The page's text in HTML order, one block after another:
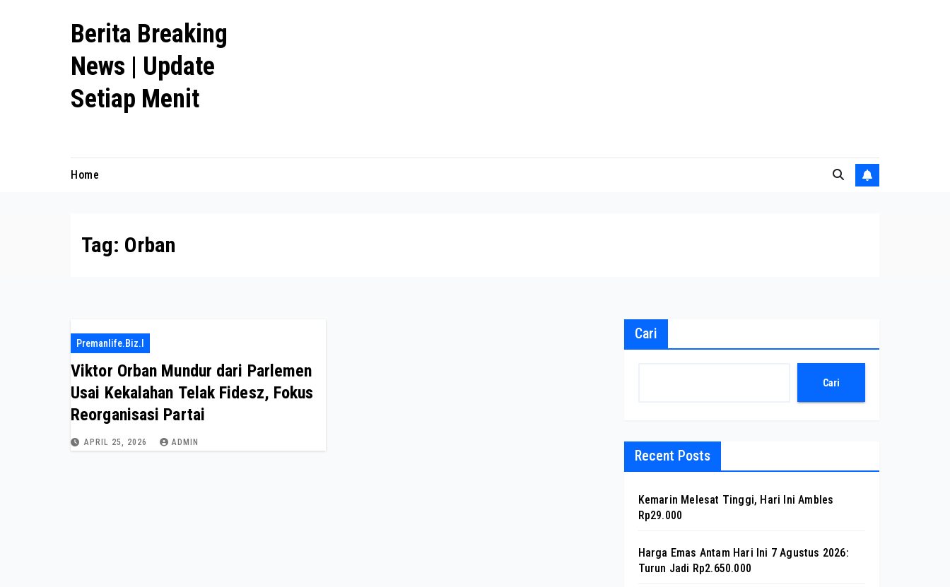
Berita Breaking
News | Update
Setiap Menit
Home
Tag: Orban
Premanlife.biz.i
Viktor Orban Mundur dari Parlemen
Usai Kekalahan Telak Fidesz, Fokus
Reorganisasi Partai
APRIL 25, 2026 ADMIN
Cari
Cari
Recent Posts
Kemarin Melesat Tinggi, Hari Ini Ambles
Rp29.000
Harga Emas Antam Hari Ini 7 Agustus 2026:
Turun Jadi Rp2.650.000